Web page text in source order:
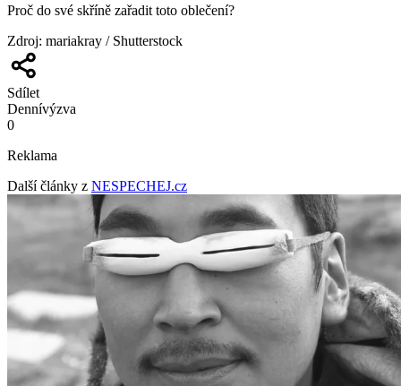
Proč do své skříně zařadit toto oblečení?
Zdroj: mariakray / Shutterstock
Sdílet
Dennívýzva
0
Reklama
Další články z NESPECHEJ.cz